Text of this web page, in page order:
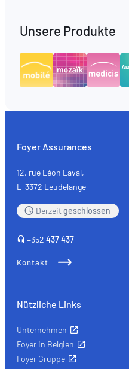
Unsere Produkte
Foyer Assurances
12, rue Léon Laval,
L-3372 Leudelange
Derzeitgeschlossen
+352 437 437
Kontakt
Nützliche Links
Unternehmen
Foyer in Belgien
Foyer Gruppe